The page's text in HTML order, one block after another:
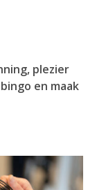
plezier
en maak